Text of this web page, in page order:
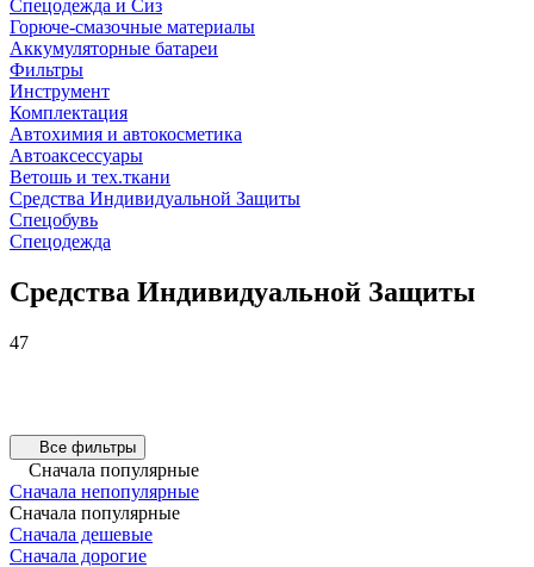
Спецодежда и Сиз
Горюче-смазочные материалы
Аккумуляторные батареи
Фильтры
Инструмент
Комплектация
Автохимия и автокосметика
Автоаксессуары
Ветошь и тех.ткани
Средства Индивидуальной Защиты
Спецобувь
Спецодежда
Средства Индивидуальной Защиты
47
Все фильтры
Сначала популярные
Сначала непопулярные
Сначала популярные
Сначала дешевые
Сначала дорогие